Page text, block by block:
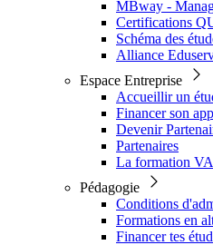
MBway -
Certifications
Schéma des
Alliance
Espace Entreprise
Accueillir un
Financer son
Devenir
Partenaires
La formation
Pédagogie
Conditions
Formations en
Financer tes